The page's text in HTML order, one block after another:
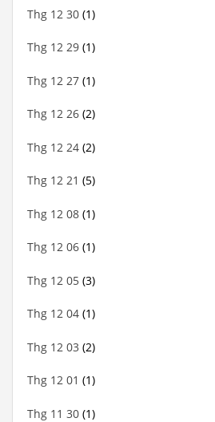
Thg 12 30 (1)
Thg 12 29 (1)
Thg 12 27 (1)
Thg 12 26 (2)
Thg 12 24 (2)
Thg 12 21 (5)
Thg 12 08 (1)
Thg 12 06 (1)
Thg 12 05 (3)
Thg 12 04 (1)
Thg 12 03 (2)
Thg 12 01 (1)
Thg 11 30 (1)